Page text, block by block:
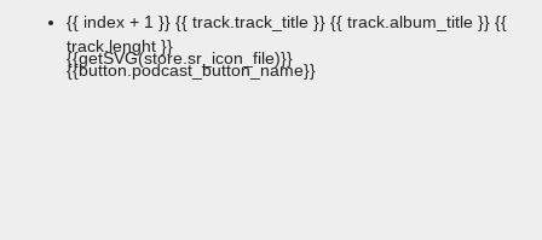
{{ index + 1 }} {{ track.track_title }} {{ track.album_title }} {{
track.lenght }}
{{getSVG(store.sr_icon_file)}}
{{button.podcast_button_name}}